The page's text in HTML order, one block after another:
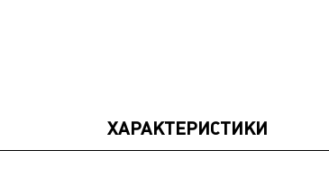
ХАРАКТЕРИСТИКИ